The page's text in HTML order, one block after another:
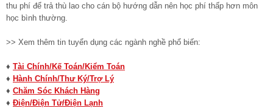
thu phí để trả thù lao cho cán bộ hướng dẫn nên học phí thấp hơn môn
học bình thường.
>> Xem thêm tin tuyển dụng các ngành nghề phổ biến:
♦ Tài Chính/Kế Toán/Kiểm Toán
♦ Hành Chính/Thư Ký/Trợ Lý
♦ Chăm Sóc Khách Hàng
♦ Điện/Điện Tử/Điện Lạnh